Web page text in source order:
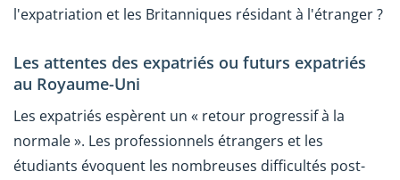
l'expatriation et les Britanniques résidant à l'étranger ?
Les attentes des expatriés ou futurs expatriés
au Royaume-Uni
Les expatriés espèrent un « retour progressif à la
normale ». Les professionnels étrangers et les
étudiants évoquent les nombreuses difficultés post-